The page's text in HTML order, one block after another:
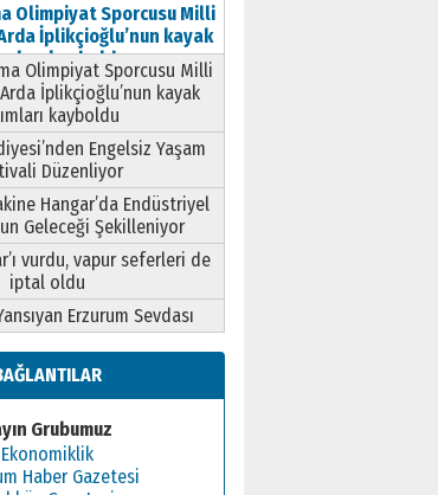
Olimpiyat Sporcusu Milli
İplikçioğlu’nun kayak
kayboldu
Olimpiyat Sporcusu Milli
İplikçioğlu’nun kayak
kayboldu
Engelsiz Yaşam
Düzenliyor
Hangar’da Endüstriyel
Geleceği Şekilleniyor
vurdu, vapur seferleri de
iptal oldu
Erzurum Sevdası
Grubumuz
Ekonomiklik
Haber Gazetesi